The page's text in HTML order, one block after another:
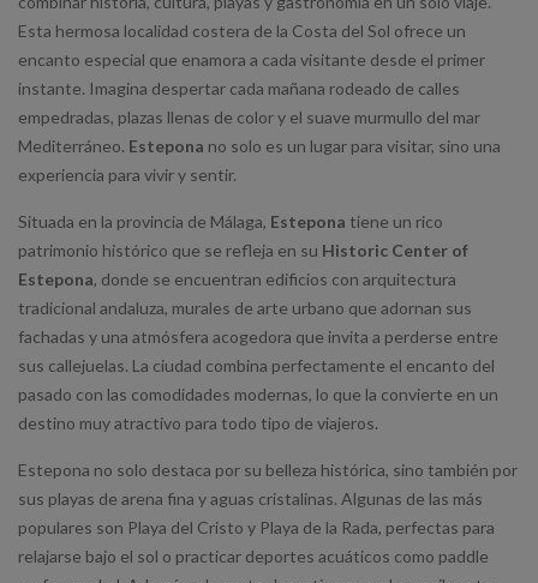
Esta hermosa localidad costera de la Costa del Sol ofrece un
encanto especial que enamora a cada visitante desde el primer
instante. Imagina despertar cada mañana rodeado de calles
empedradas, plazas llenas de color y el suave murmullo del mar
Mediterráneo. Estepona no solo es un lugar para visitar, sino una
experiencia para vivir y sentir.
Situada en la provincia de Málaga, Estepona tiene un rico
patrimonio histórico que se refleja en su Historic Center of
Estepona, donde se encuentran edificios con arquitectura
tradicional andaluza, murales de arte urbano que adornan sus
fachadas y una atmósfera acogedora que invita a perderse entre
sus callejuelas. La ciudad combina perfectamente el encanto del
pasado con las comodidades modernas, lo que la convierte en un
destino muy atractivo para todo tipo de viajeros.
Estepona no solo destaca por su belleza histórica, sino también por
sus playas de arena fina y aguas cristalinas. Algunas de las más
populares son Playa del Cristo y Playa de la Rada, perfectas para
relajarse bajo el sol o practicar deportes acuáticos como paddle